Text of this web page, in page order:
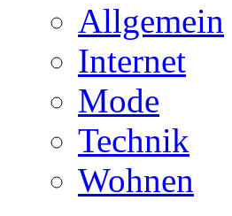
Allgemein
Internet
Mode
Technik
Wohnen